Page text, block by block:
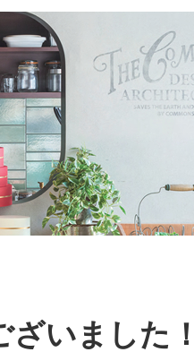
いました！